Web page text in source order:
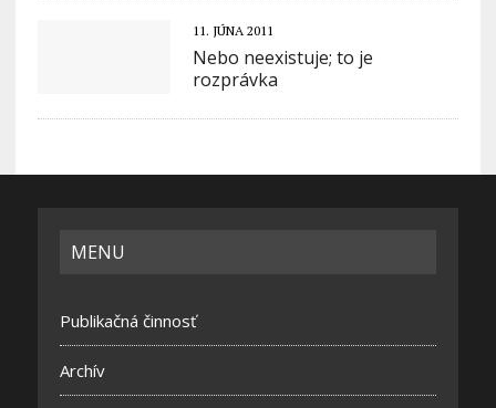
11. JÚNA 2011
Nebo neexistuje; to je
rozprávka
MENU
Publikačná činnosť
Archív